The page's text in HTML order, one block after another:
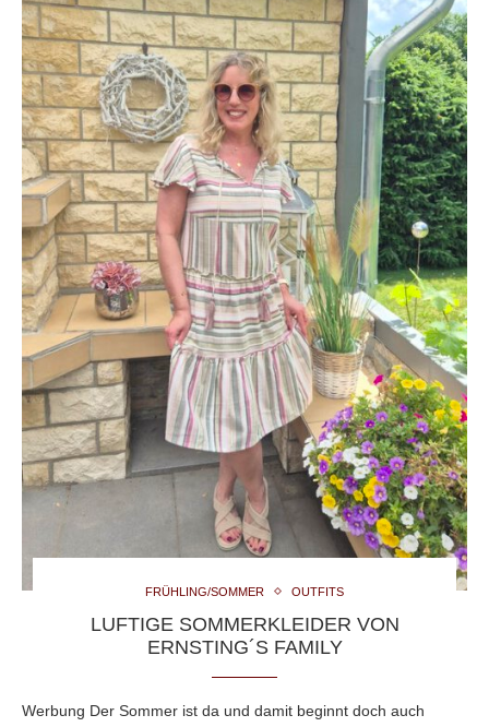
FRÜHLING/SOMMER OUTFITS
LUFTIGE SOMMERKLEIDER VON
ERNSTING´S FAMILY
Werbung Der Sommer ist da und damit beginnt doch auch